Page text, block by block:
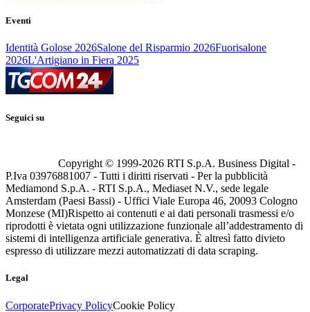
Eventi
Identità Golose 2026Salone del Risparmio 2026Fuorisalone
2026L'Artigiano in Fiera 2025
Seguici su
Copyright © 1999-2026 RTI S.p.A. Business Digital -
P.Iva 03976881007 - Tutti i diritti riservati - Per la pubblicità
Mediamond S.p.A. - RTI S.p.A., Mediaset N.V., sede legale
Amsterdam (Paesi Bassi) - Uffici Viale Europa 46, 20093 Cologno
Monzese (MI)Rispetto ai contenuti e ai dati personali trasmessi e/o
riprodotti è vietata ogni utilizzazione funzionale all’addestramento di
sistemi di intelligenza artificiale generativa. È altresì fatto divieto
espresso di utilizzare mezzi automatizzati di data scraping.
Legal
CorporatePrivacy PolicyCookie Policy